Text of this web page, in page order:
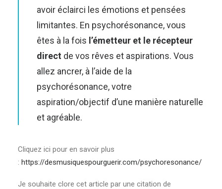
avoir éclairci les émotions et pensées
limitantes. En psychorésonance, vous
êtes à la fois l’émetteur et le récepteur
direct de vos rêves et aspirations. Vous
allez ancrer, à l’aide de la
psychorésonance, votre
aspiration/objectif d’une manière naturelle
et agréable.
Cliquez ici pour en savoir plus
: https://desmusiquespourguerir.com/psychoresonance/
Je souhaite clore cet article par une citation de